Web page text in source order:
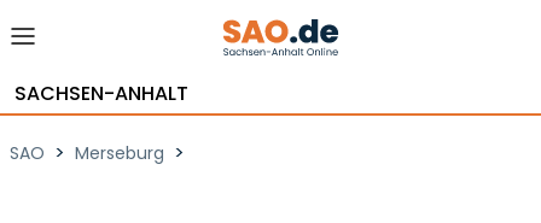
SACHSEN-ANHALT
SAO > Merseburg >